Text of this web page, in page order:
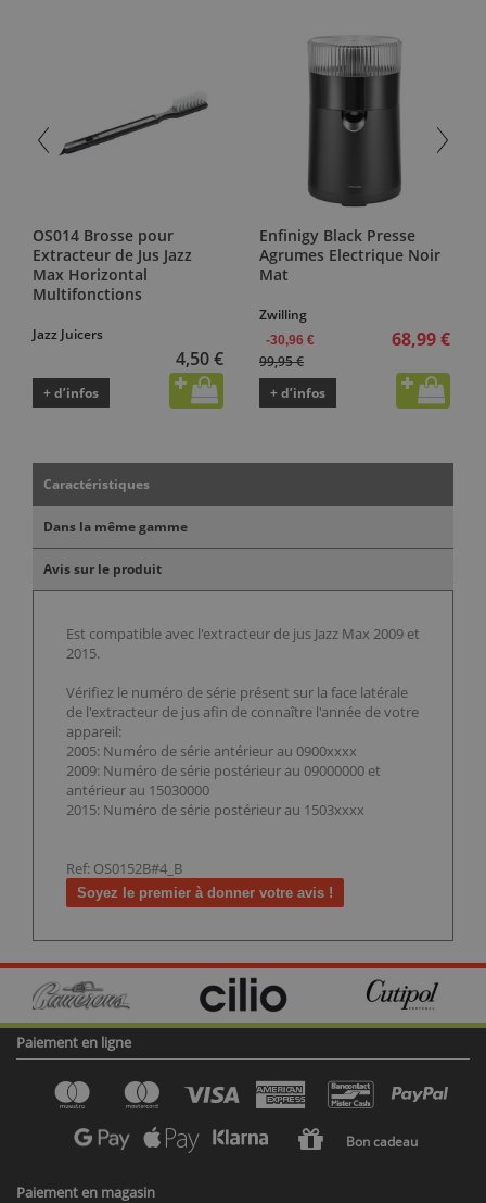
OS014 Brosse pour
Extracteur de Jus Jazz
Max Horizontal
Multifonctions
Jazz Juicers
4,50 €
+ d’infos
Enfinigy Black Presse
Agrumes Electrique Noir
Mat
Zwilling
-30,96 €
99,95 €
68,99 €
+ d’infos
Caractéristiques
Dans la même gamme
Avis sur le produit
Est compatible avec l'extracteur de jus Jazz Max 2009 et
2015.
Vérifiez le numéro de série présent sur la face latérale
de l'extracteur de jus afin de connaître l'année de votre
appareil:
2005: Numéro de série antérieur au 0900xxxx
2009: Numéro de série postérieur au 09000000 et
antérieur au 15030000
2015: Numéro de série postérieur au 1503xxxx
Ref: OS0152B#4_B
Soyez le premier à donner votre avis !
Paiement en ligne
Bon cadeau
Paiement en magasin